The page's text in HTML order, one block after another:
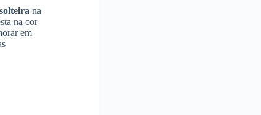
na
na cor
em